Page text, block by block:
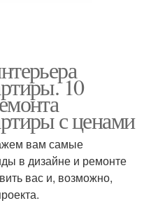
10
с ценами
вам самые
в дизайне и ремонте
вас и, возможно,